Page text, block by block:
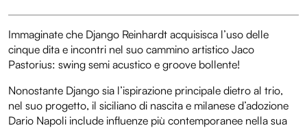
Immaginate che Django Reinhardt acquisisca l’uso delle
cinque dita e incontri nel suo cammino artistico Jaco
Pastorius: swing semi acustico e groove bollente!
Nonostante Django sia l’ispirazione principale dietro al trio,
nel suo progetto, il siciliano di nascita e milanese d’adozione
Dario Napoli include influenze più contemporanee nella sua